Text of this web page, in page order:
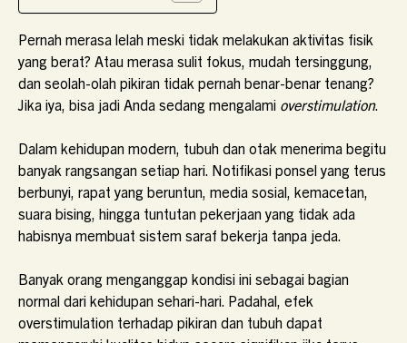
Pernah merasa lelah meski tidak melakukan aktivitas fisik
yang berat? Atau merasa sulit fokus, mudah tersinggung,
dan seolah-olah pikiran tidak pernah benar-benar tenang?
Jika iya, bisa jadi Anda sedang mengalami overstimulation.
Dalam kehidupan modern, tubuh dan otak menerima begitu
banyak rangsangan setiap hari. Notifikasi ponsel yang terus
berbunyi, rapat yang beruntun, media sosial, kemacetan,
suara bising, hingga tuntutan pekerjaan yang tidak ada
habisnya membuat sistem saraf bekerja tanpa jeda.
Banyak orang menganggap kondisi ini sebagai bagian
normal dari kehidupan sehari-hari. Padahal, efek
overstimulation terhadap pikiran dan tubuh dapat